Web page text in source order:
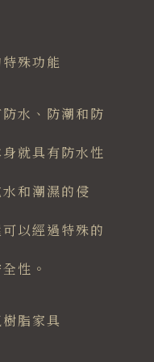
殊功能
水、防潮和防
就具有防水性
和潮濕的侵
以經過特殊的
性。
脂家具